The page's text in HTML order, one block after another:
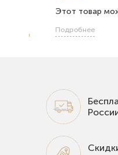
Этот товар
Подробнее